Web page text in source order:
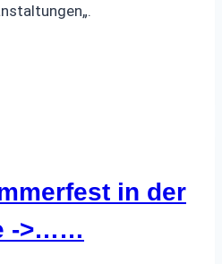
in der
->……